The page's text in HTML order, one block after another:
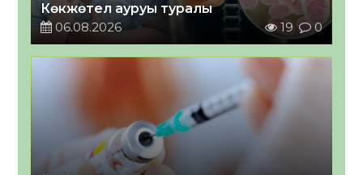
Көкжөтел ауруы туралы
06.08.2026
19 0